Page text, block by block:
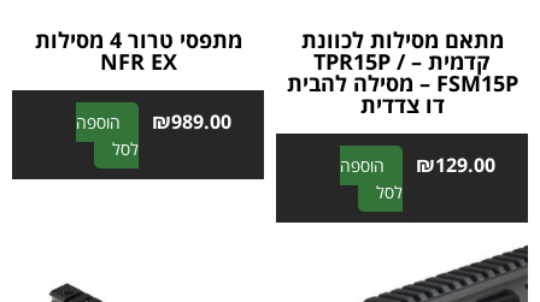
מתאם מסילות לכוונת
קדמית – TPR15P /
FSM15P – מסילה להבית
דו צדדית
₪129.00
הוספה
לסל
A
l
מתפסי טרור 4 מסילות
NFR EX
₪989.00
הוספה
לסל
A
l